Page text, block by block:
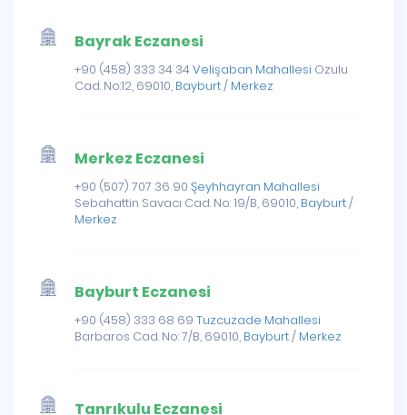
Bayrak Eczanesi
+90 (458) 333 34 34Velişaban Mahallesi Ozulu
Cad. No:12, 69010, Bayburt/ Merkez
Merkez Eczanesi
+90 (507) 707 36 90 Şeyhhayran Mahallesi
Sebahattin Savacı Cad. No: 19/B, 69010, Bayburt/
Merkez
Bayburt Eczanesi
+90 (458) 333 68 69 Tuzcuzade Mahallesi
Barbaros Cad. No: 7/B, 69010, Bayburt/ Merkez
Tanrıkulu Eczanesi